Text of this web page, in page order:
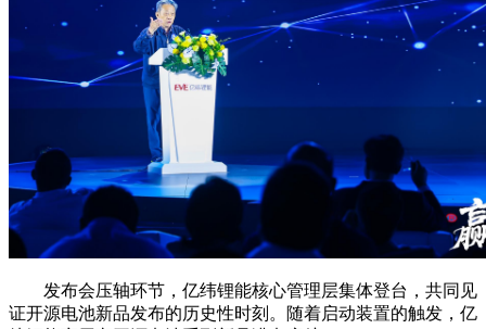
发布会压轴环节，亿纬锂能核心管理层集体登台，共同见
证开源电池新品发布的历史性时刻。随着启动装置的触发，亿